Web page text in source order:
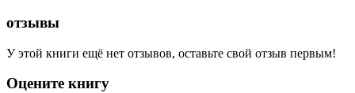
отзывы
У этой книги ещё нет отзывов, оставьте свой отзыв первым!
Оцените книгу